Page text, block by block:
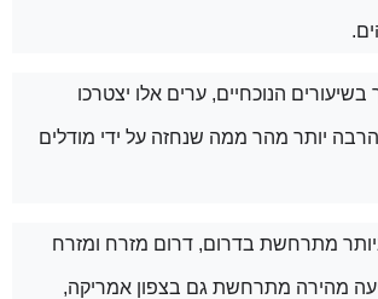
הנוכחיים, ערים אלו יצטרכו
יותר מהר ממה שנחזה על ידי מודלים
מתרחשת בדרום, דרום מזרח ומזרח
מהירה מתרחשת גם בצפון אמריקה,